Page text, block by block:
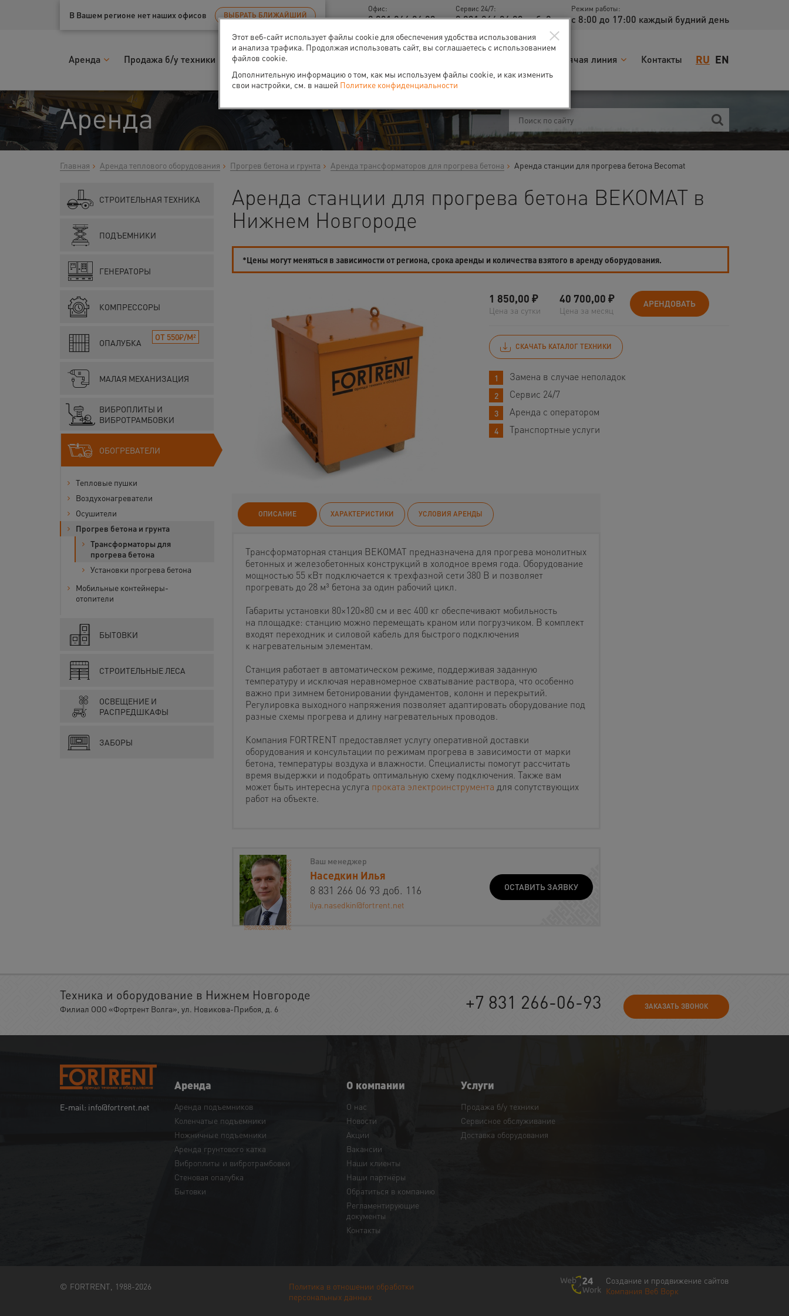
Ваш город:Нижний Новгород
В Вашем регионе нет наших офисов ВЫБРАТЬ БЛИЖАЙШИЙ
Офис:
8 831 266 06 93
Сервис 24/7:
8 831 266 06 93 доб. 2
Режим работы:
с 8:00 до 17:00 каждый будний день
RU EN
Аренда Продажа б/у техники Запчасти Горячая линия Контакты
Аренда
Главная Аренда теплового оборудования Прогрев бетона и грунта Аренда трансформаторов для прогрева бетона Аренда станции для прогрева бетона Becomat
СТРОИТЕЛЬНАЯ ТЕХНИКА
ПОДЪЕМНИКИ
ГЕНЕРАТОРЫ
КОМПРЕССОРЫ
ОПАЛУБКА
ОТ 550₽/М²
МАЛАЯ МЕХАНИЗАЦИЯ
ВИБРОПЛИТЫ И
ВИБРОТРАМБОВКИ
ОБОГРЕВАТЕЛИ
Тепловые пушки
Воздухонагреватели
Осушители
Прогрев бетона и грунта
Трансформаторы для
прогрева бетона
Установки прогрева бетона
Мобильные контейнеры-
отопители
БЫТОВКИ
СТРОИТЕЛЬНЫЕ ЛЕСА
ОСВЕЩЕНИЕ И
РАСПРЕДШКАФЫ
ЗАБОРЫ
Аренда станции для прогрева бетона BEKOMAT в
Нижнем Новгороде
*Цены могут меняться в зависимости от региона, срока аренды и количества взятого в аренду оборудования.
1 850,00 ₽
Цена за сутки
40 700,00 ₽
Цена за месяц
АРЕНДОВАТЬ
СКАЧАТЬ КАТАЛОГ ТЕХНИКИ
Замена в случае неполадок
Сервис 24/7
Аренда с оператором
Транспортные услуги
ОПИСАНИЕ ХАРАКТЕРИСТИКИ УСЛОВИЯ АРЕНДЫ
Трансформаторная станция BEKOMAT предназначена для прогрева монолитных
бетонных и железобетонных конструкций в холодное время года. Оборудование
мощностью 55 кВт подключается к трехфазной сети 380 В и позволяет
прогревать до 28 м³ бетона за один рабочий цикл.
Габариты установки 80×120×80 см и вес 400 кг обеспечивают мобильность
на площадке: станцию можно перемещать краном или погрузчиком. В комплект
входят переходник и силовой кабель для быстрого подключения
к нагревательным элементам.
Станция работает в автоматическом режиме, поддерживая заданную
температуру и исключая неравномерное схватывание раствора, что особенно
важно при зимнем бетонировании фундаментов, колонн и перекрытий.
Регулировка выходного напряжения позволяет адаптировать оборудование под
разные схемы прогрева и длину нагревательных проводов.
Компания FORTRENT предоставляет услугу оперативной доставки
оборудования и консультации по режимам прогрева в зависимости от марки
бетона, температуры воздуха и влажности. Специалисты помогут рассчитать
время выдержки и подобрать оптимальную схему подключения. Также вам
может быть интересна услуга проката электроинструмента для сопутствующих
работ на объекте.
Ваш менеджер
Наседкин Илья
8 831 266 06 93 доб. 116
ilya.nasedkin@fortrent.net
ОСТАВИТЬ ЗАЯВКУ
Техника и оборудование в Нижнем Новгороде
Филиал ООО «Фортрент Волга», ул. Новикова-Прибоя, д. 6 +7 831 266-06-93 ЗАКАЗАТЬ ЗВОНОК
E-mail: info@fortrent.net
Аренда
Аренда подъемников
Коленчатые подъемники
Ножничные подъемники
Аренда грунтового катка
Виброплиты и вибротрамбовки
Cтеновая опалубка
Бытовки
О компании
О нас
Новости
Акции
Вакансии
Наши клиенты
Наши партнёры
Обратиться в компанию
Регламентирующие
документы
Контакты
Услуги
Продажа б/у техники
Сервисное обслуживание
Доставка оборудования
© FORTRENT, 1988-2026
Политика в отношении обработки
персональных данных
Создание и продвижение сайтов
Компания Веб Ворк
×
Этот веб-сайт использует файлы cookie для обеспечения удобства использования
и анализа трафика. Продолжая использовать сайт, вы соглашаетесь с использованием
файлов cookie.
Дополнительную информацию о том, как мы используем файлы cookie, и как изменить
свои настройки, см. в нашей Политике конфиденциальности